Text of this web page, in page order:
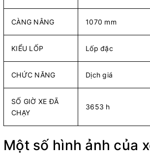
CÀNG NÂNG 1070 mm
KIỂU LỐP Lốp đặc
CHỨC NĂNG Dịch giá
SỐ GIỜ XE ĐÃ
CHẠY
3653 h
Một số hình ảnh của